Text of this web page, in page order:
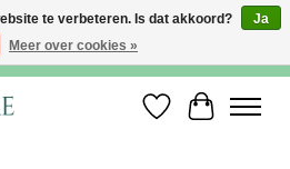
nog verzonden! Vanaf €35,- zijn de
Verlanglijst
te verbeteren. Is dat akkoord?
Ja
Meer over cookies »